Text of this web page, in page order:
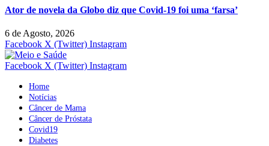
Ator de novela da Globo diz que Covid-19 foi uma ‘farsa’
6 de Agosto, 2026
Facebook X (Twitter) Instagram
Facebook X (Twitter) Instagram
Home
Notícias
Câncer de Mama
Câncer de Próstata
Covid19
Diabetes